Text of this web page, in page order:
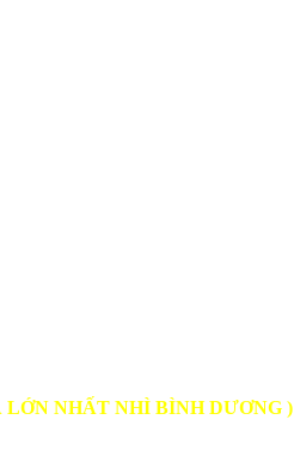
LỚN NHẤT NHÌ BÌNH DƯƠNG )